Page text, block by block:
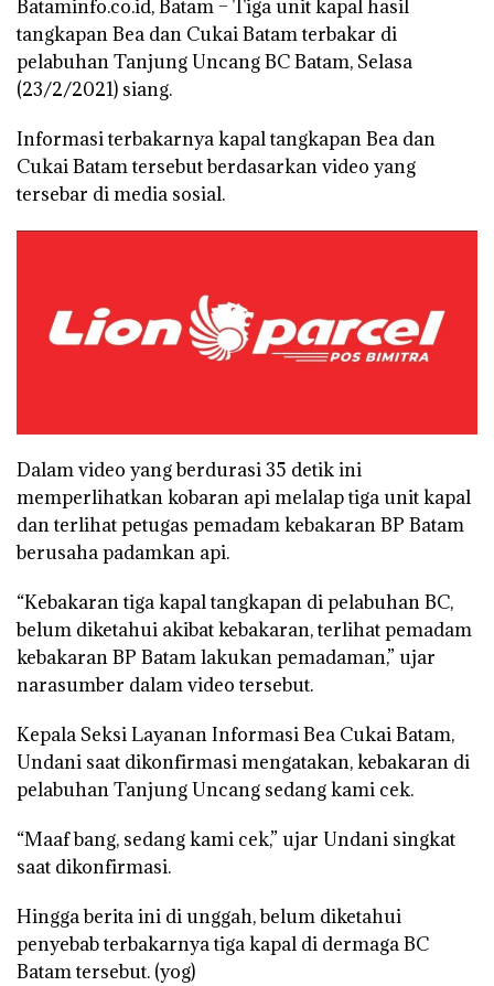
Bataminfo.co.id, Batam – Tiga unit kapal hasil
tangkapan Bea dan Cukai Batam terbakar di
pelabuhan Tanjung Uncang BC Batam, Selasa
(23/2/2021) siang.
Informasi terbakarnya kapal tangkapan Bea dan
Cukai Batam tersebut berdasarkan video yang
tersebar di media sosial.
Dalam video yang berdurasi 35 detik ini
memperlihatkan kobaran api melalap tiga unit kapal
dan terlihat petugas pemadam kebakaran BP Batam
berusaha padamkan api.
“Kebakaran tiga kapal tangkapan di pelabuhan BC,
belum diketahui akibat kebakaran, terlihat pemadam
kebakaran BP Batam lakukan pemadaman,” ujar
narasumber dalam video tersebut.
Kepala Seksi Layanan Informasi Bea Cukai Batam,
Undani saat dikonfirmasi mengatakan, kebakaran di
pelabuhan Tanjung Uncang sedang kami cek.
“Maaf bang, sedang kami cek,” ujar Undani singkat
saat dikonfirmasi.
Hingga berita ini di unggah, belum diketahui
penyebab terbakarnya tiga kapal di dermaga BC
Batam tersebut. (yog)